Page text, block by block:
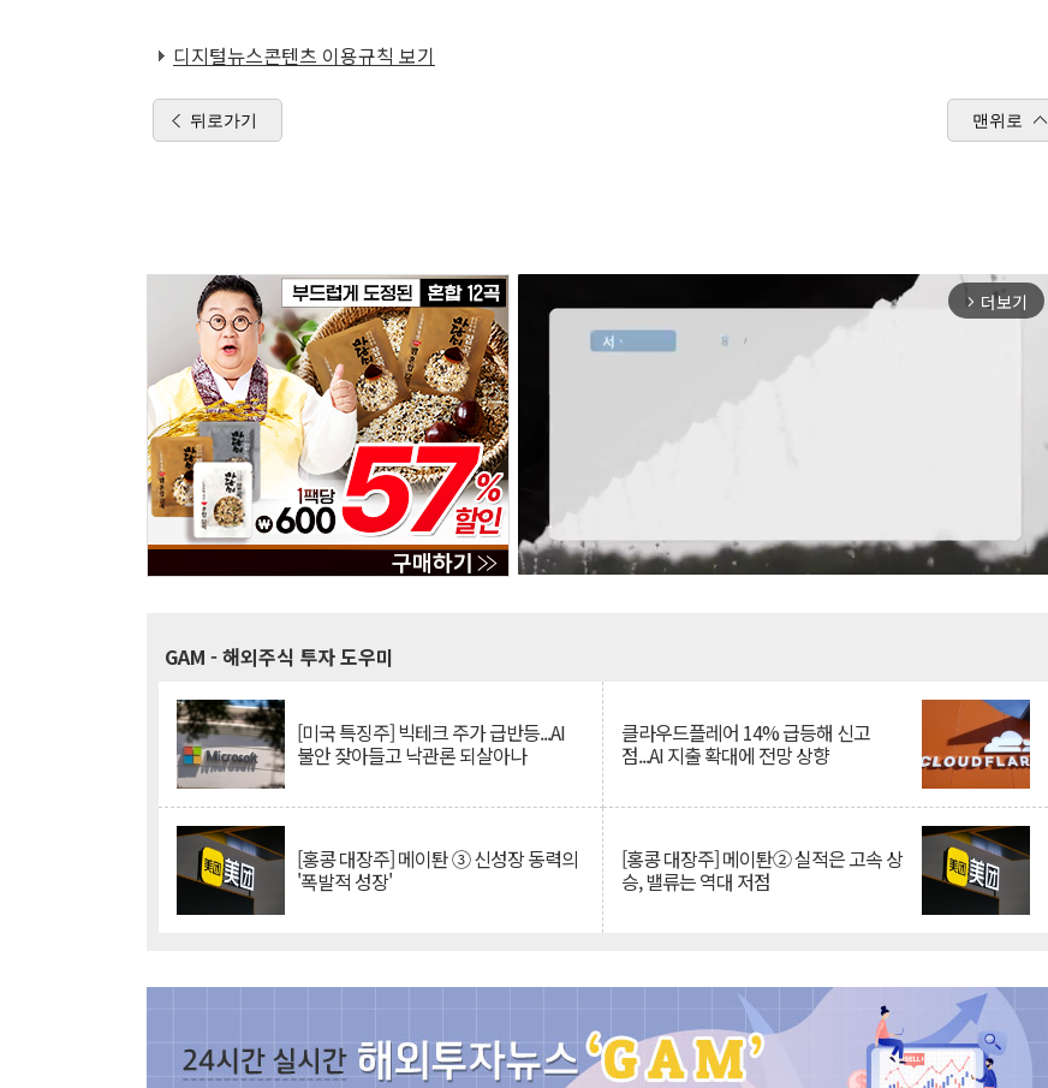
디지털뉴스콘텐츠 이용규칙 보기
뒤로가기 맨위로
arrow_forward_ios 더보기
GAM - 해외주식 투자 도우미
[미국 특징주] 빅테크 주가 급반등...AI
불안 잦아들고 낙관론 되살아나
클라우드플레어 14% 급등해 신고
점...AI 지출 확대에 전망 상향
[홍콩 대장주] 메이퇀 ③ 신성장 동력의
'폭발적 성장'
[홍콩 대장주] 메이퇀② 실적은 고속 상
승, 밸류는 역대 저점